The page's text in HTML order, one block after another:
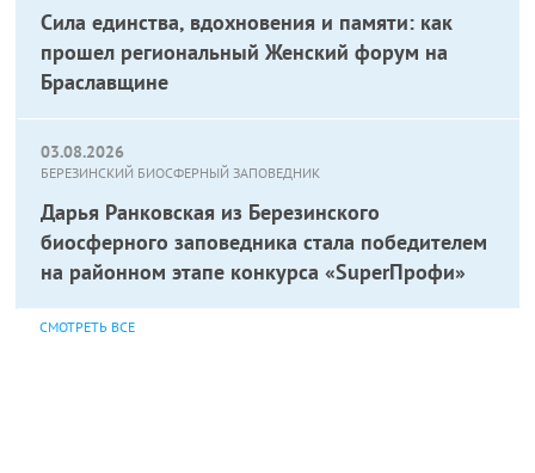
Сила единства, вдохновения и памяти: как
прошел региональный Женский форум на
Браславщине
03.08.2026
БЕРЕЗИНСКИЙ БИОСФЕРНЫЙ ЗАПОВЕДНИК
Дарья Ранковская из Березинского
биосферного заповедника стала победителем
на районном этапе конкурса «SuperПрофи»
СМОТРЕТЬ ВСЕ